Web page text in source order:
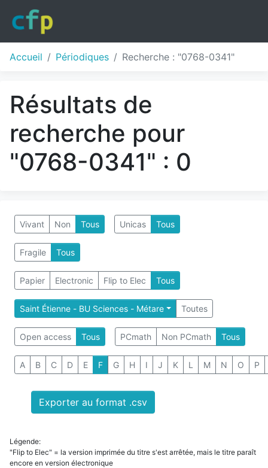
Accueil Périodiques Recherche : "0768-0341"
Résultats de
recherche pour
"0768-0341" : 0
Vivant Non Tous Unicas Tous
Fragile Tous
Papier Electronic Flip to Elec Tous
Saint Étienne - BU Sciences - Métare Toutes
Open access Tous PCmath Non PCmath Tous
A B C D E F G H I J K L M N O P
Exporter au format .csv
Légende:
"Flip to Elec" = la version imprimée du titre s'est arrêtée, mais le titre paraît
encore en version électronique